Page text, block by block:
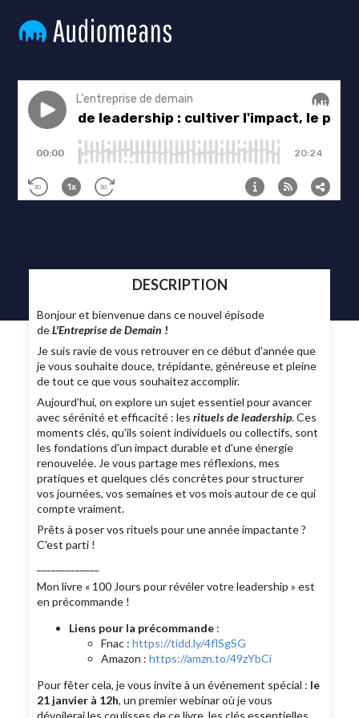
DESCRIPTION
Bonjour et bienvenue dans ce nouvel épisode
deL'Entreprise de Demain !
Je suis ravie de vous retrouver en ce début d'année que
je vous souhaite douce, trépidante, généreuse et pleine
de tout ce que vous souhaitez accomplir.
Aujourd'hui, on explore un sujet essentiel pour avancer
avec sérénité et efficacité : lesrituels de leadership. Ces
moments clés, qu'ils soient individuels ou collectifs, sont
les fondations d'un impact durable et d'une énergie
renouvelée. Je vous partage mes réflexions, mes
pratiques et quelques clés concrètes pour structurer
vos journées, vos semaines et vos mois autour de ce qui
compte vraiment.
Prêts à poser vos rituels pour une année impactante ?
C'est parti !
Mon livre « 100 Jours pour révéler votre leadership » est
en précommande !
Liens pour la précommande :
Fnac :https://tidd.ly/4flSgSG
Amazon :https://amzn.to/49zYbCi
Pour fêter cela, je vous invite à un événement spécial : le
21 janvier à 12h, un premier webinar où je vous